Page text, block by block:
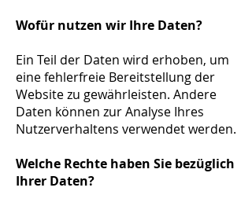
Wofür nutzen wir Ihre Daten?
Ein Teil der Daten wird erhoben, um
eine fehlerfreie Bereitstellung der
Website zu gewährleisten. Andere
Daten können zur Analyse Ihres
Nutzerverhaltens verwendet werden.
Welche Rechte haben Sie bezüglich
Ihrer Daten?